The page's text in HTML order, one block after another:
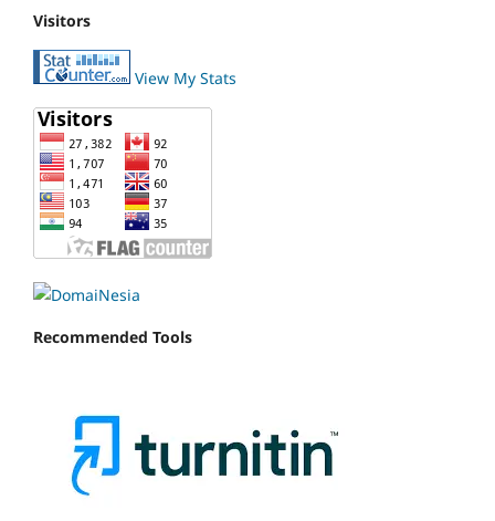
Visitors
View My Stats
Recommended Tools